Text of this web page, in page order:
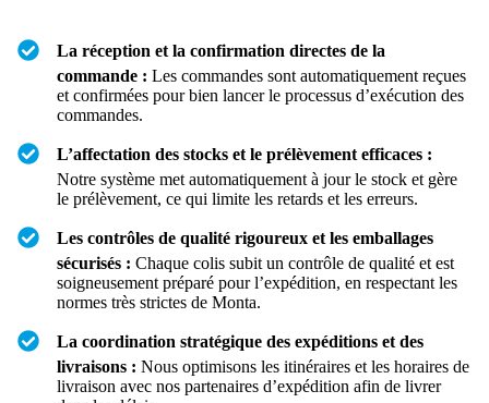
La réception et la confirmation directes de la
commande : Les commandes sont automatiquement reçues
et confirmées pour bien lancer le processus d’exécution des
commandes.
L’affectation des stocks et le prélèvement efficaces :
Notre système met automatiquement à jour le stock et gère
le prélèvement, ce qui limite les retards et les erreurs.
Les contrôles de qualité rigoureux et les emballages
sécurisés : Chaque colis subit un contrôle de qualité et est
soigneusement préparé pour l’expédition, en respectant les
normes très strictes de Monta.
La coordination stratégique des expéditions et des
livraisons : Nous optimisons les itinéraires et les horaires de
livraison avec nos partenaires d’expédition afin de livrer